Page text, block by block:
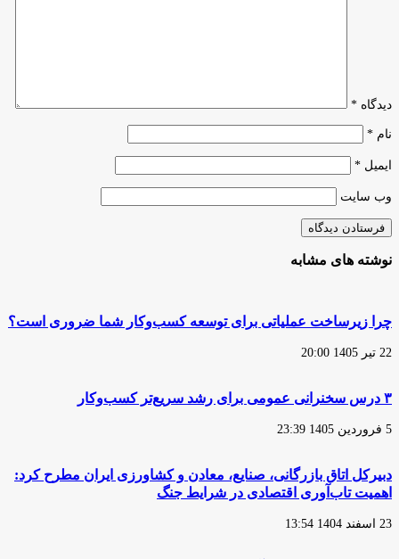
دیدگاه *
نام *
ایمیل *
وب‌ سایت
نوشته های مشابه
چرا زیرساخت عملیاتی برای توسعه کسب‌وکار شما ضروری است؟
22 تیر 1405 20:00
۳ درس سخنرانی عمومی برای رشد سریع‌تر کسب‌وکار
5 فروردین 1405 23:39
دبیرکل اتاق بازرگانی، صنایع، معادن و کشاورزی ایران مطرح کرد:
اهمیت تاب‌آوری اقتصادی در شرایط جنگ
23 اسفند 1404 13:54